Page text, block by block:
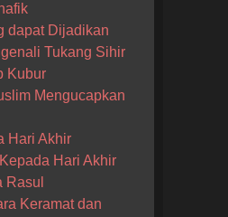
dapat Dijadikan
Tukang Sihir
Kubur
Mengucapkan
Hari Akhir
Hari Akhir
Rasul
Keramat dan